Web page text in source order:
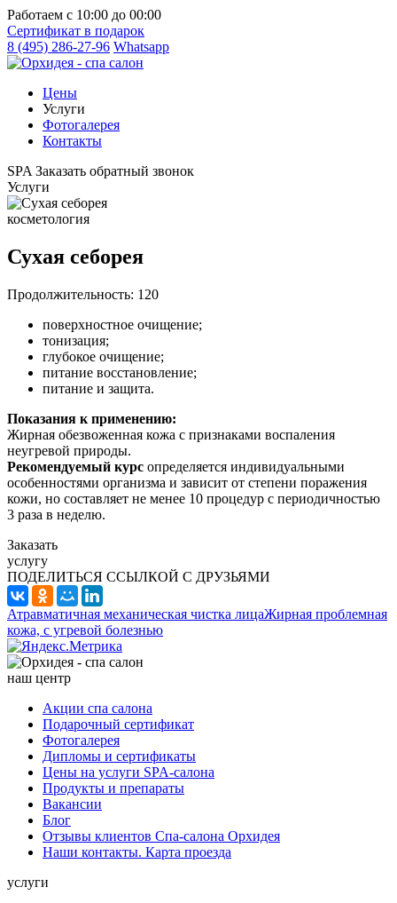
Работаем с 10:00 до 00:00
Cертификат в подарок
8 (495) 286-27-96 Whatsapp
Цены
Услуги
Фотогалерея
Контакты
SPA Заказать обратный звонок
Услуги
косметология
Сухая себорея
Продолжительность: 120
поверхностное очищение;
тонизация;
глубокое очищение;
питание восстановление;
питание и защита.
Показания к применению:
Жирная обезвоженная кожа с признаками воспаления
неугревой природы.
Рекомендуемый курс определяется индивидуальными
особенностями организма и зависит от степени поражения
кожи, но составляет не менее 10 процедур с периодичностью
3 раза в неделю.
Заказать
услугу
ПОДЕЛИТЬСЯ ССЫЛКОЙ С ДРУЗЬЯМИ
Атравматичная механическая чистка лицаЖирная проблемная
кожа, с угревой болезнью
наш центр
Акции спа салона
Подарочный сертификат
Фотогалерея
Дипломы и сертификаты
Цены на услуги SPA-салона
Продукты и препараты
Вакансии
Блог
Отзывы клиентов Спа-салона Орхидея
Наши контакты. Карта проезда
услуги